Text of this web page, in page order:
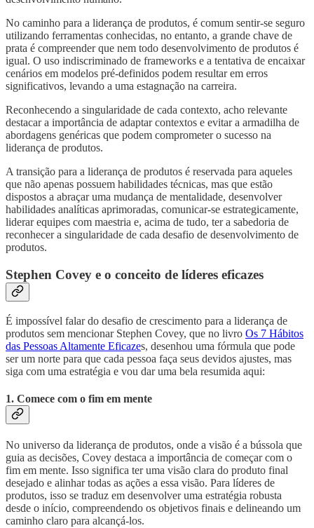
No caminho para a liderança de produtos, é comum sentir-se seguro
utilizando ferramentas conhecidas, no entanto, a grande chave de
prata é compreender que nem todo desenvolvimento de produtos é
igual. O uso indiscriminado de frameworks e a tentativa de encaixar
cenários em modelos pré-definidos podem resultar em erros
significativos, levando a uma estagnação na carreira.
Reconhecendo a singularidade de cada contexto, acho relevante
destacar a importância de adaptar contextos e evitar a armadilha de
abordagens genéricas que podem comprometer o sucesso na
liderança de produtos.
A transição para a liderança de produtos é reservada para aqueles
que não apenas possuem habilidades técnicas, mas que estão
dispostos a abraçar uma mudança de mentalidade, desenvolver
habilidades analíticas aprimoradas, comunicar-se estrategicamente,
liderar equipes com maestria e, acima de tudo, ter a sabedoria de
reconhecer a singularidade de cada desafio de desenvolvimento de
produtos.
Stephen Covey e o conceito de líderes eficazes
É impossível falar do desafio de crescimento para a liderança de
produtos sem mencionar Stephen Covey, que no livro Os 7 Hábitos
das Pessoas Altamente Eficazes, desenhou uma fórmula que pode
ser um norte para que cada pessoa faça seus devidos ajustes, mas
siga com uma estratégia e vou dar uma bela resumida aqui:
1. Comece com o fim em mente
No universo da liderança de produtos, onde a visão é a bússola que
guia as decisões, Covey destaca a importância de começar com o
fim em mente. Isso significa ter uma visão clara do produto final
desejado e alinhar todas as ações a essa visão. Para líderes de
produtos, isso se traduz em desenvolver uma estratégia robusta
desde o início, compreendendo os objetivos finais e delineando um
caminho claro para alcançá-los.